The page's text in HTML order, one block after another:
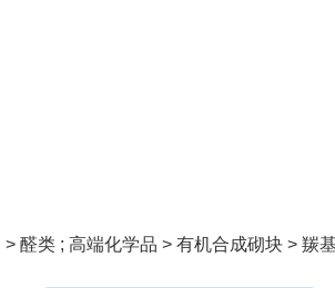
醛类 ; 高端化学品 > 有机合成砌块 > 羰